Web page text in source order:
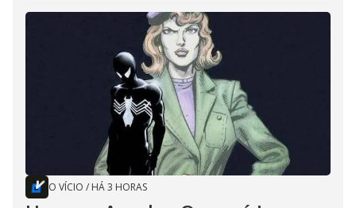
O VÍCIO / HÁ 3 HORAS